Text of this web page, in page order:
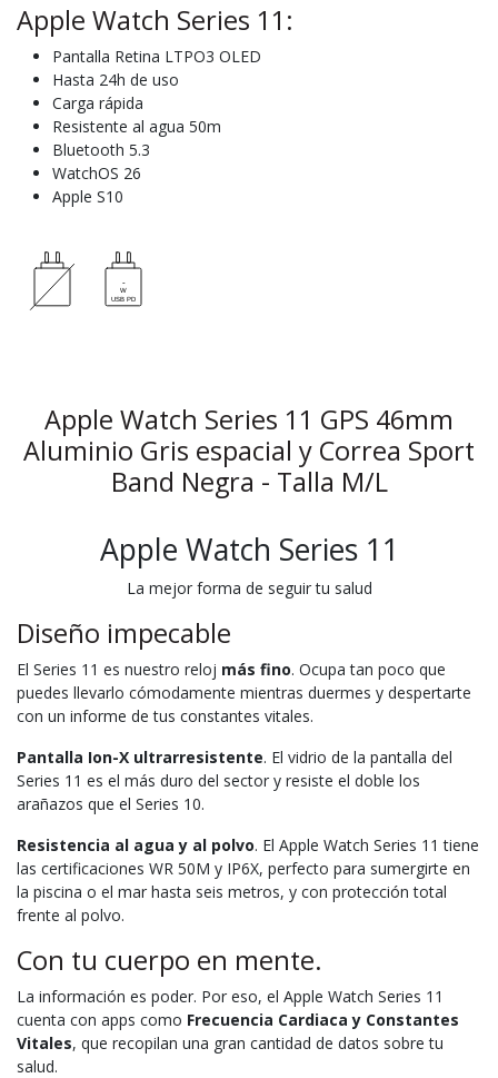
Apple Watch Series 11:
Pantalla Retina LTPO3 OLED
Hasta 24h de uso
Carga rápida
Resistente al agua 50m
Bluetooth 5.3
WatchOS 26
Apple S10
Apple Watch Series 11 GPS 46mm
Aluminio Gris espacial y Correa Sport
Band Negra - Talla M/L
Apple Watch Series 11
La mejor forma de seguir tu salud
Diseño impecable
El Series 11 es nuestro reloj más fino. Ocupa tan poco que
puedes llevarlo cómodamente mientras duermes y despertarte
con un informe de tus constantes vitales.
Pantalla Ion-X ultrarresistente. El vidrio de la pantalla del
Series 11 es el más duro del sector y resiste el doble los
arañazos que el Series 10.
Resistencia al agua y al polvo. El Apple Watch Series 11 tiene
las certificaciones WR 50M y IP6X, perfecto para sumergirte en
la piscina o el mar hasta seis metros, y con protección total
frente al polvo.
Con tu cuerpo en mente.
La información es poder. Por eso, el Apple Watch Series 11
cuenta con apps como Frecuencia Cardiaca y Constantes
Vitales, que recopilan una gran cantidad de datos sobre tu
salud.